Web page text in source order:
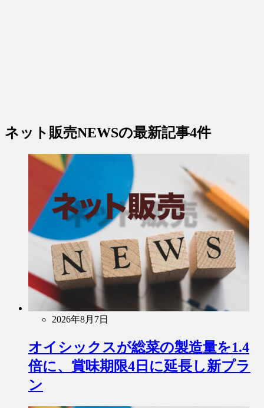
ネット販売NEWSの最新記事4件
2026年8月7日
オイシックスが総菜の製造量を1.4
倍に、賞味期限4日に延長し新プラ
ン